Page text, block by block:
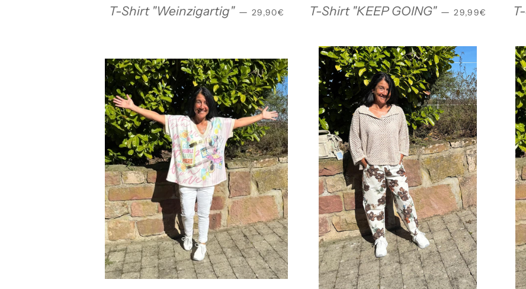
T-Shirt "Weinzigartig" — NORMALER PREIS
29,90€ T-Shirt "KEEP GOING" — NORMALER
29,99€